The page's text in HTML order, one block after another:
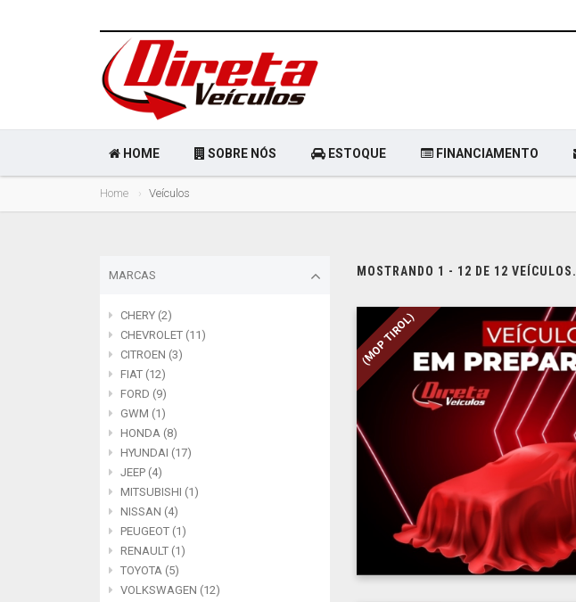
HOME SOBRE NÓS ESTOQUE FINANCIAMENTO
Home Veículos
MARCAS
CHERY (2)
CHEVROLET (11)
CITROEN (3)
FIAT (12)
FORD (9)
GWM (1)
HONDA (8)
HYUNDAI (17)
JEEP (4)
MITSUBISHI (1)
NISSAN (4)
PEUGEOT (1)
RENAULT (1)
TOYOTA (5)
VOLKSWAGEN (12)
MOSTRANDO 1 - 12 DE 12 VEÍCULOS.
(MOP TIROL)